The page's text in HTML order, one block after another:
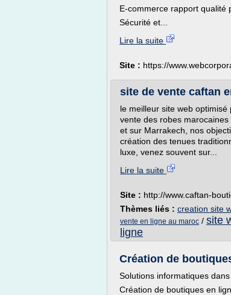
E-commerce rapport qualité
Sécurité et...
Lire la suite
Site : https://
site de vente caftan
le meilleur site web
vente des robes
et sur Marrakech, nos
création des tenues
luxe, venez souvent sur...
Lire la suite
Site : http://www.caftan-
Thèmes liés : creation site
vente en ligne au maroc / site
ligne
Création de
Solutions informatiques
Création de boutiques en